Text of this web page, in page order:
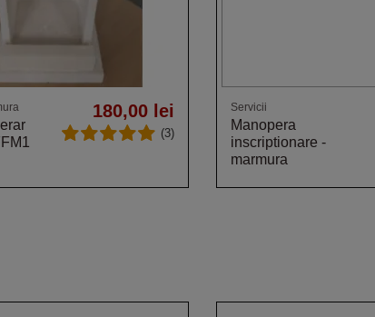
180,00 lei
(3)
Servicii
Manopera
inscriptionare -
marmura